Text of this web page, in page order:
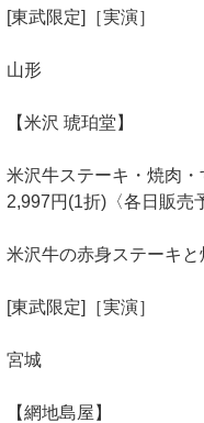
[東武限定]［実演］
山形
【米沢 琥珀堂】
米沢牛ステーキ・焼肉
2,997円(1折)〈各日販売
米沢牛の赤身ステーキと
[東武限定]［実演］
宮城
【網地島屋】